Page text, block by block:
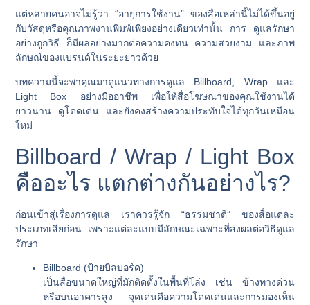
แต่หลายคนอาจไม่รู้ว่า “อายุการใช้งาน” ของสื่อเหล่านี้ไม่ได้ขึ้นอยู่
กับวัสดุหรือคุณภาพงานพิมพ์เพียงอย่างเดียวเท่านั้น การ ดูแลรักษา
อย่างถูกวิธี ก็มีผลอย่างมากต่อความคงทน ความสวยงาม และภาพ
ลักษณ์ของแบรนด์ในระยะยาวด้วย
บทความนี้จะพาคุณมาดูแนวทางการดูแล Billboard, Wrap และ
Light Box อย่างมืออาชีพ เพื่อให้สื่อโฆษณาของคุณใช้งานได้
ยาวนาน ดูโดดเด่น และยังคงสร้างความประทับใจได้ทุกวันเหมือน
ใหม่
Billboard / Wrap / Light Box
คืออะไร แตกต่างกันอย่างไร?
ก่อนเข้าสู่เรื่องการดูแล เราควรรู้จัก “ธรรมชาติ” ของสื่อแต่ละ
ประเภทเสียก่อน เพราะแต่ละแบบมีลักษณะเฉพาะที่ส่งผลต่อวิธีดูแล
รักษา
Billboard (ป้ายบิลบอร์ด)
เป็นสื่อขนาดใหญ่ที่มักติดตั้งในพื้นที่โล่ง เช่น ข้างทางด่วน
หรือบนอาคารสูง จุดเด่นคือความโดดเด่นและการมองเห็น